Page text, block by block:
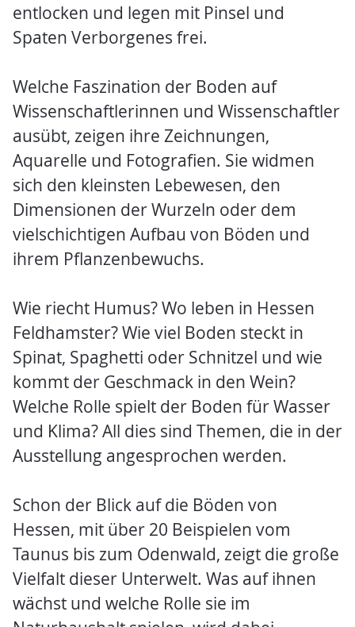
entlocken und legen mit Pinsel und
Spaten Verborgenes frei.
Welche Faszination der Boden auf
Wissenschaftlerinnen und Wissenschaftler
ausübt, zeigen ihre Zeichnungen,
Aquarelle und Fotografien. Sie widmen
sich den kleinsten Lebewesen, den
Dimensionen der Wurzeln oder dem
vielschichtigen Aufbau von Böden und
ihrem Pflanzenbewuchs.
Wie riecht Humus? Wo leben in Hessen
Feldhamster? Wie viel Boden steckt in
Spinat, Spaghetti oder Schnitzel und wie
kommt der Geschmack in den Wein?
Welche Rolle spielt der Boden für Wasser
und Klima? All dies sind Themen, die in der
Ausstellung angesprochen werden.
Schon der Blick auf die Böden von
Hessen, mit über 20 Beispielen vom
Taunus bis zum Odenwald, zeigt die große
Vielfalt dieser Unterwelt. Was auf ihnen
wächst und welche Rolle sie im